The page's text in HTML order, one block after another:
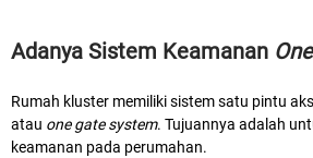
Adanya Sistem Keamanan
Rumah kluster memiliki sistem satu pintu
atau one gate system. Tujuannya adalah
keamanan pada perumahan.